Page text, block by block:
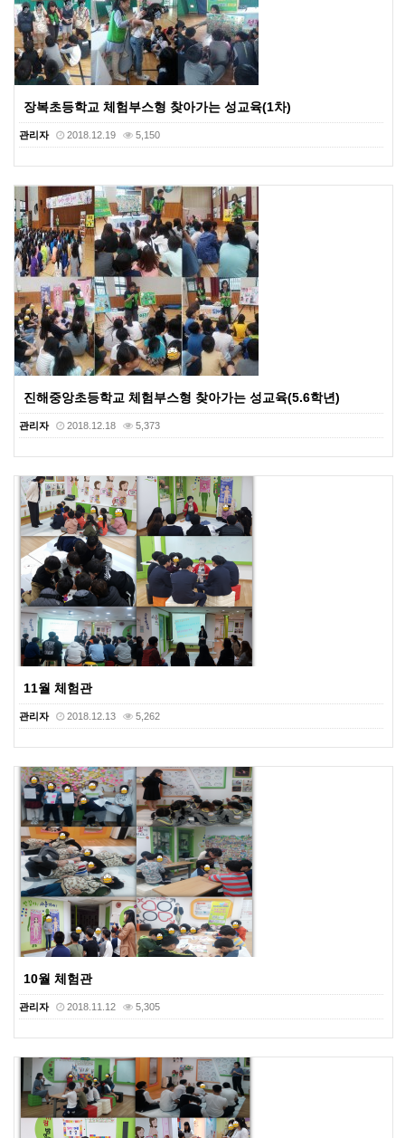
장복초등학교 체험부스형 찾아가는 성교육(1차)
관리자 2018.12.19 5,150
진해중앙초등학교 체험부스형 찾아가는 성교육(5.6학년)
관리자 2018.12.18 5,373
11월 체험관
관리자 2018.12.13 5,262
10월 체험관
관리자 2018.11.12 5,305